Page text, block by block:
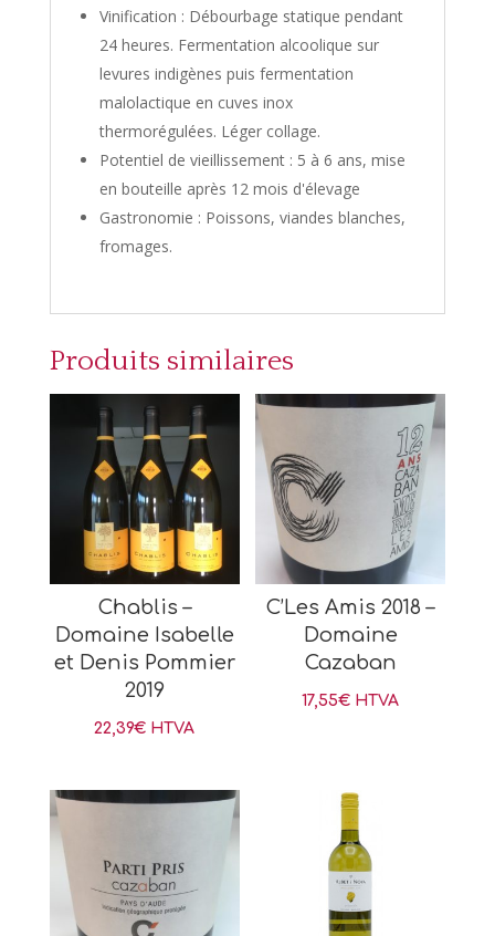
Vinification : Débourbage statique pendant
24 heures. Fermentation alcoolique sur
levures indigènes puis fermentation
malolactique en cuves inox
thermorégulées. Léger collage.
Potentiel de vieillissement : 5 à 6 ans, mise
en bouteille après 12 mois d'élevage
Gastronomie : Poissons, viandes blanches,
fromages.
Produits similaires
Chablis –
Domaine Isabelle
et Denis Pommier
2019
22,39€ HTVA
C’Les Amis 2018 –
Domaine
Cazaban
17,55€ HTVA